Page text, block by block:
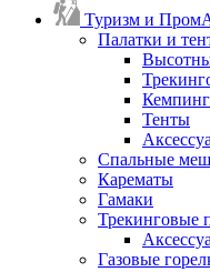
Туризм и
Палатки и
Тенты
Спальные
Карематы
Гамаки
Трекинговые
Газовые